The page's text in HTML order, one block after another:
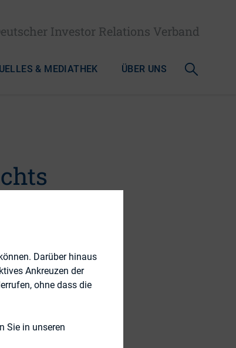
Investor Relations Verband
& MEDIATHEK ÜBER UNS
Darüber hinaus
Ankreuzen der
ohne dass die
Sie in unseren